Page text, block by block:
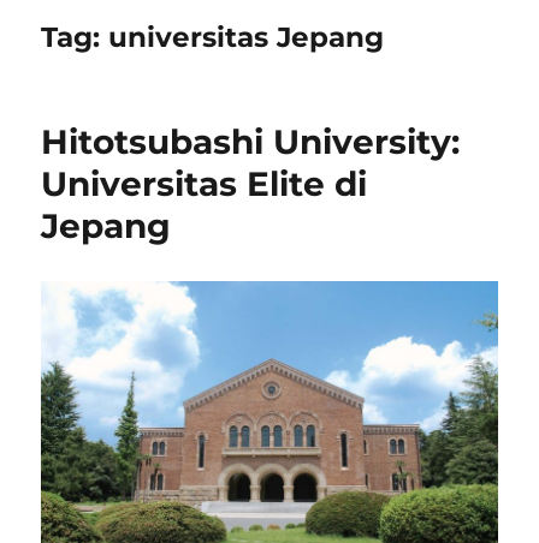
Tag: universitas Jepang
Hitotsubashi University:
Universitas Elite di
Jepang